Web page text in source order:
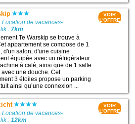
Location de vacances-
: 7km
Te Warskip se trouve à
appartement se compose de 1
d'un salon, d'une cuisine
équipée avec un réfrigérateur
à café, ainsi que de 1 salle
avec une douche. Cet
3 étoiles propose un parking
ainsi qu’une connexion ...
VOIR
L'OFFRE
Location de vacances-
:12km
VOIR
L'OFFRE